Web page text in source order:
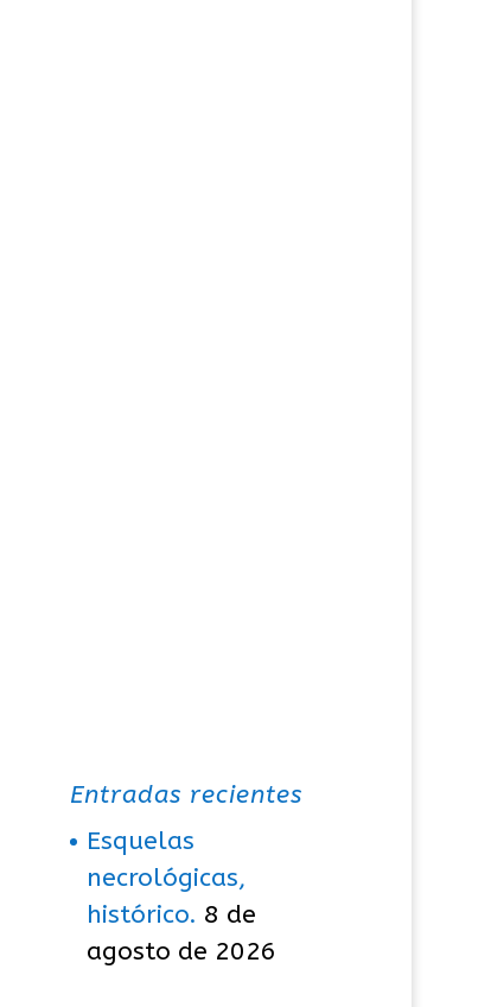
Entradas recientes
Esquelas
necrológicas,
histórico. 8 de
agosto de 2026